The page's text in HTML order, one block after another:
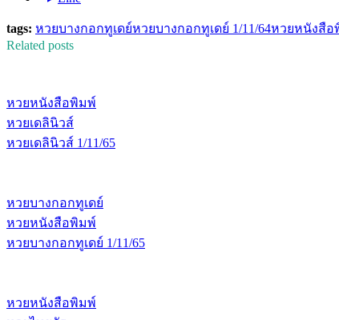
tags: หวยบางกอกทูเดย์หวยบางกอกทูเดย์ 1/11/64หวยหนังสือ
Related posts
หวยหนังสือพิมพ์
หวยเดลินิวส์
หวยเดลินิวส์ 1/11/65
หวยบางกอกทูเดย์
หวยหนังสือพิมพ์
หวยบางกอกทูเดย์ 1/11/65
หวยหนังสือพิมพ์